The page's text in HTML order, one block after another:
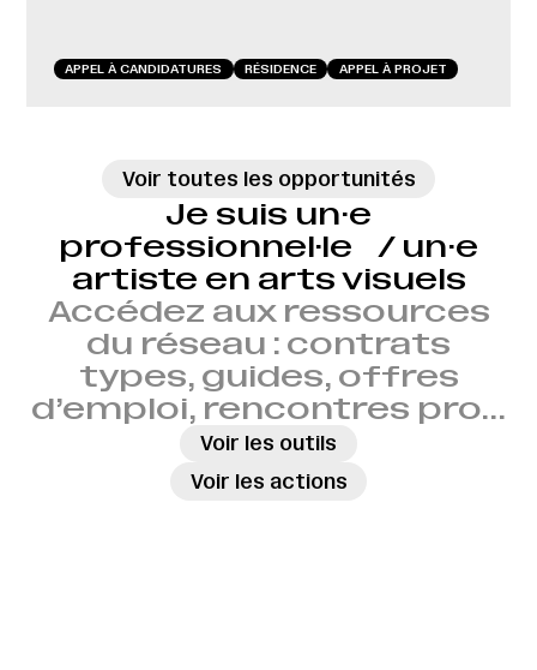
APPEL À CANDIDATURES RÉSIDENCE APPEL À PROJET
Voir toutes les opportunités
Je suis un·e
professionnel·le / un·e
artiste en arts visuels
Accédez aux ressources
du réseau : contrats
types, guides, offres
d’emploi, rencontres pro…
Voir les outils
Voir les actions